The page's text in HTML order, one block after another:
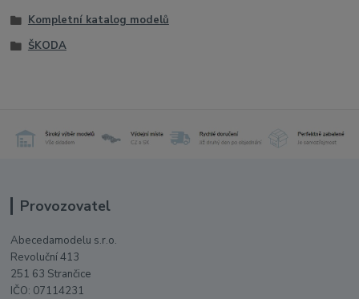
Kompletní katalog modelů
ŠKODA
Provozovatel
Abecedamodelu s.r.o.
Revoluční 413
251 63 Strančice
IČO: 07114231